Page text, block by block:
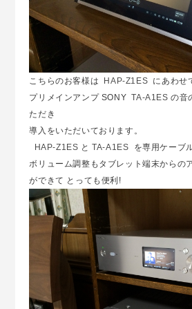
こちらのお客様は HAP-Z1ES にあわせ
プリメインアンプ SONYTA-A1ES の音
ただき
導入をいただいております。
HAP-Z1ES とTA-A1ES を専用ケーブ
ボリューム調整もタブレット端末からの
ができて とっても便利!